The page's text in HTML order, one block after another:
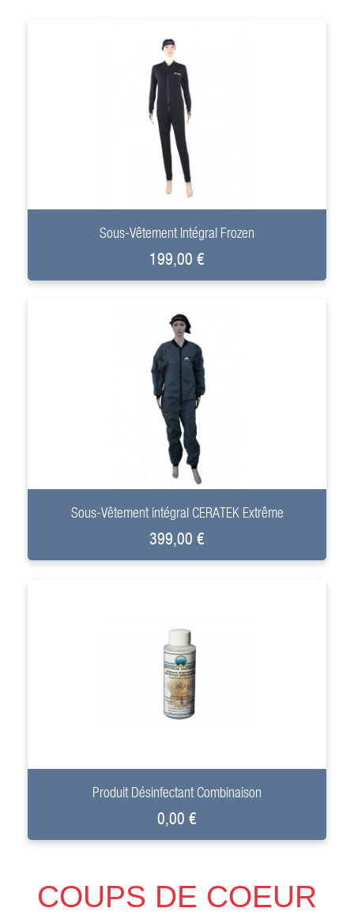
+
Sous-Vêtement Intégral Frozen
199,00 €
+
Sous-Vêtement intégral CERATEK Extrême
399,00 €
+
Produit Désinfectant Combinaison
0,00 €
COUPS DE COEUR